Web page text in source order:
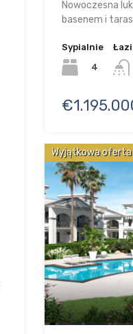
Nowoczesna
basenem i
Sypialnie
4
Wyjątkowa oferta